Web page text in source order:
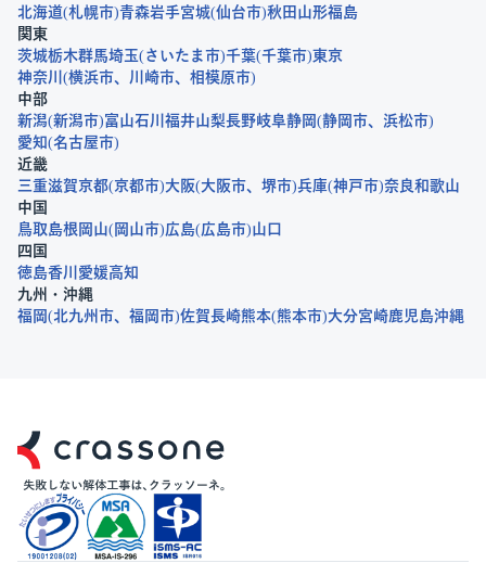
北海道 札幌市 青森岩手宮城 仙台市 秋田 山形福島
関東
茨城栃木群馬埼玉 さいたま市 千葉 千葉市 東京
神奈川
横浜市 川崎市
相模原市
中部
新潟 新潟市 富山石川 福井山梨長野岐阜静岡 静岡市
浜松市
愛知 名古屋市
近畿
三重滋賀京都 京都市 大阪 大阪市 堺市 兵庫 神戸市 奈良和歌山
中国
鳥取島根 岡山 岡山市 広島 広島市 山口
四国
徳島香川 愛媛高知
九州・沖縄
福岡
北九州市 福岡市 佐賀長崎熊本 熊本市 大分宮崎鹿児島沖縄